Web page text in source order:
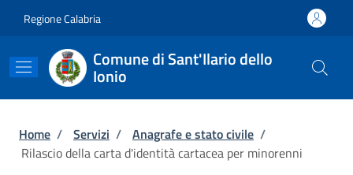
Regione Calabria
Comune di Sant'Ilario dello
Ionio
Briciole di pane
Home / Servizi / Anagrafe e stato civile /
Rilascio della carta d'identità cartacea per minorenni